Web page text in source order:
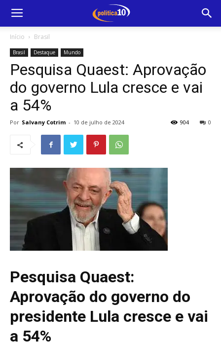
Início Brasil
Brasil Destaque Mundo
Pesquisa Quaest: Aprovação
do governo Lula cresce e vai
a 54%
Por Salvany Cotrim - 10 de julho de 2024 0
904
Pesquisa Quaest:
Aprovação do governo do
presidente Lula cresce e vai
a 54%